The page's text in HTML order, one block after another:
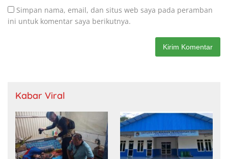
Simpan nama, email, dan situs web saya pada peramban
ini untuk komentar saya berikutnya.
Kabar Viral